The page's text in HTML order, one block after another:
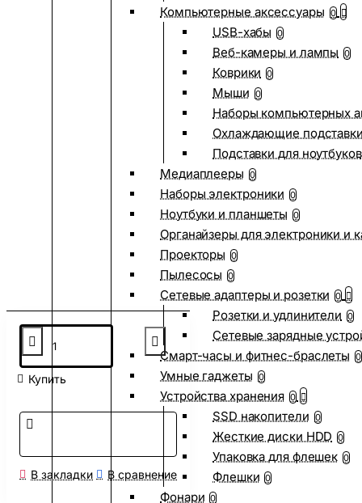
Компьютерные аксессуары 0
USB-хабы 0
Веб-камеры и лампы 0
Коврики 0
Мыши 0
Наборы компьютерных
Охлаждающие
Подставки для ноутбуков
Медиаплееры 0
Наборы электроники 0
Ноутбуки и планшеты 0
Органайзеры для электроники и
Проекторы 0
Пылесосы 0
Сетевые адаптеры и розетки 0
Розетки и удлинители 0
Сетевые зарядные
Смарт-часы и фитнес-браслеты 0
Умные гаджеты 0
Устройства хранения 0
SSD накопители 0
Жесткие диски HDD 0
Упаковка для флешек 0
Флешки 0
Фонари 0
Купить
В закладки В сравнение